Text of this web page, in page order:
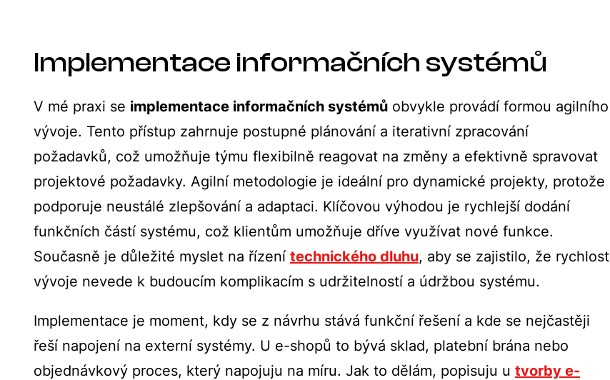
Implementace informačních systémů
V mé praxi se implementace informačních systémů obvykle provádí formou agilního
vývoje. Tento přístup zahrnuje postupné plánování a iterativní zpracování
požadavků, což umožňuje týmu flexibilně reagovat na změny a efektivně spravovat
projektové požadavky. Agilní metodologie je ideální pro dynamické projekty, protože
podporuje neustálé zlepšování a adaptaci. Klíčovou výhodou je rychlejší dodání
funkčních částí systému, což klientům umožňuje dříve využívat nové funkce.
Současně je důležité myslet na řízení technického dluhu, aby se zajistilo, že rychlost
vývoje nevede k budoucím komplikacím s udržitelností a údržbou systému.
Implementace je moment, kdy se z návrhu stává funkční řešení a kde se nejčastěji
řeší napojení na externí systémy. U e-shopů to bývá sklad, platební brána nebo
objednávkový proces, který napojuju na míru. Jak to dělám, popisuju u tvorby e-